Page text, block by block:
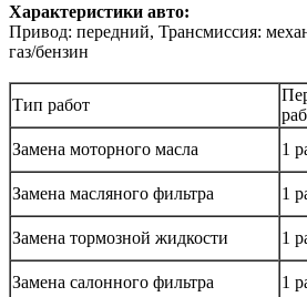
Характеристики авто:
Привод: передний, Трансмиссия:
газ/бензин
Тип работ
Замена моторного масла 1
Замена масляного фильтра
1
Замена тормозной жидкости
1
Замена салонного фильтра
1